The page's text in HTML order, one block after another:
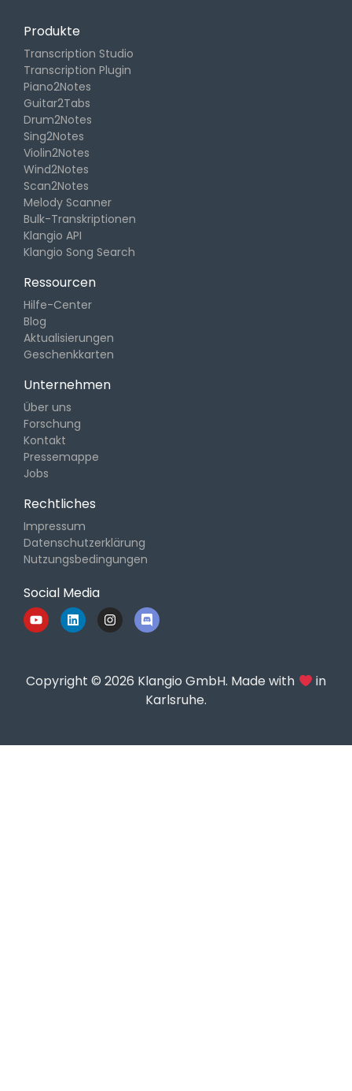
Produkte
Transcription Studio
Transcription Plugin
Piano2Notes
Guitar2Tabs
Drum2Notes
Sing2Notes
Violin2Notes
Wind2Notes
Scan2Notes
Melody Scanner
Bulk-Transkriptionen
Klangio API
Klangio Song Search
Ressourcen
Hilfe-Center
Blog
Aktualisierungen
Geschenkkarten
Unternehmen
Über uns
Forschung
Kontakt
Pressemappe
Jobs
Rechtliches
Impressum
Datenschutzerklärung
Nutzungsbedingungen
Social Media
Copyright © 2026 Klangio GmbH. Made with
in
Karlsruhe.